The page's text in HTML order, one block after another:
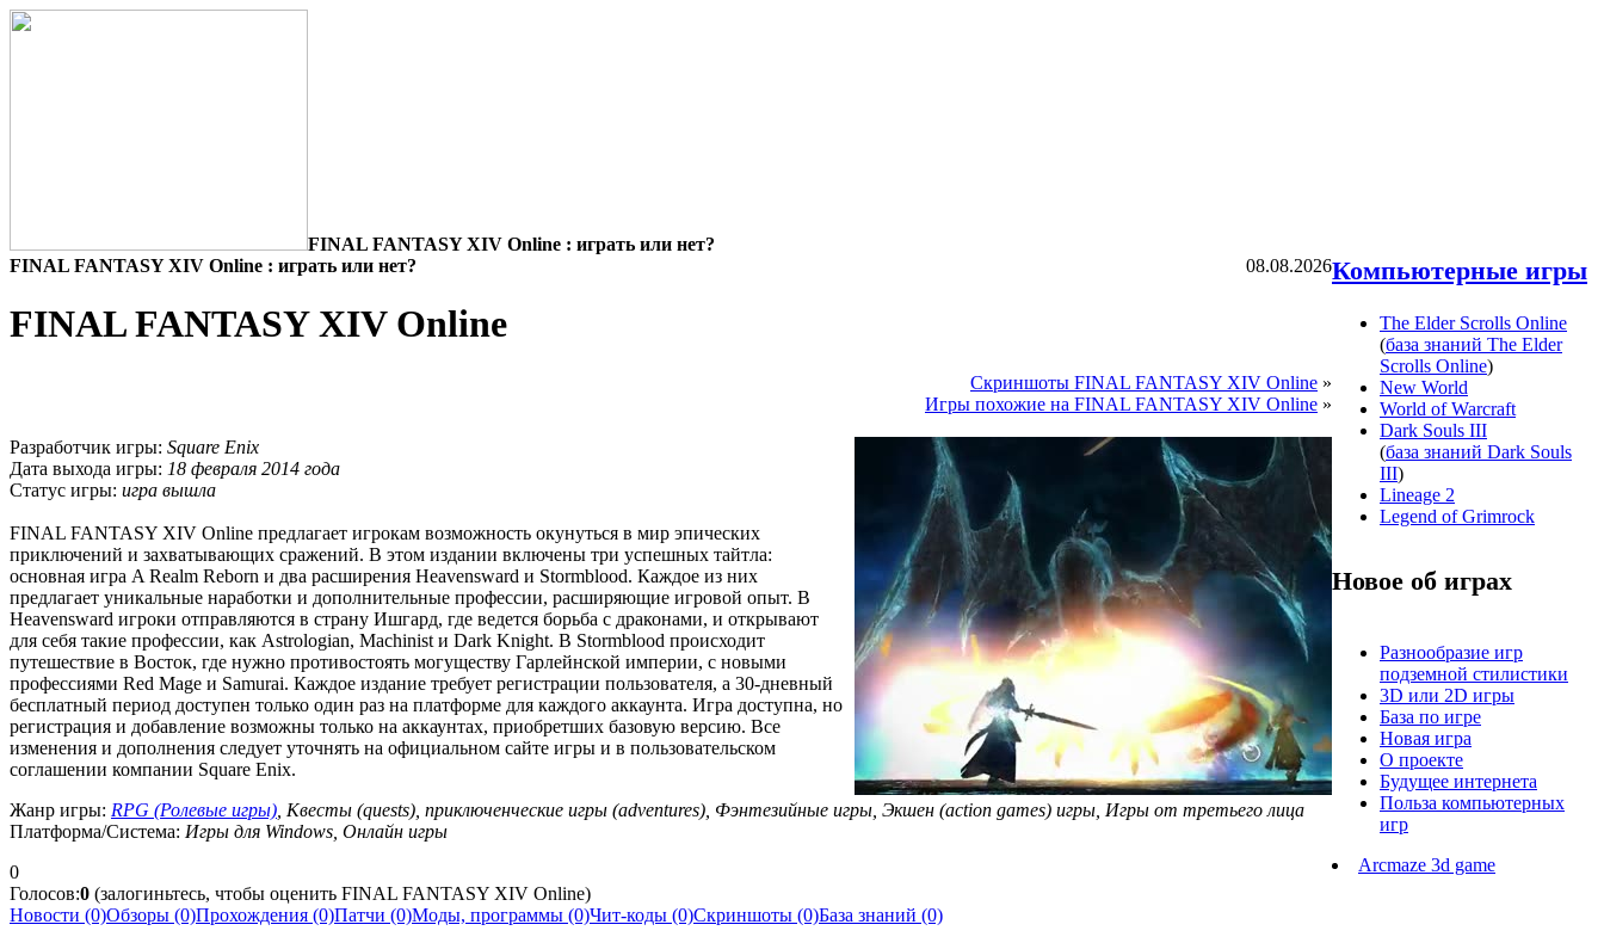
FINAL FANTASY XIV Online : играть или нет?
08.08.2026
FINAL FANTASY XIV Online : играть или нет?
FINAL FANTASY XIV Online
Скриншоты FINAL FANTASY XIV Online »
Игры похожие на FINAL FANTASY XIV Online »
Разработчик игры: Square Enix
Дата выхода игры: 18 февраля 2014 года
Статус игры: игра вышла
FINAL FANTASY XIV Online предлагает игрокам возможность окунуться в мир эпических
приключений и захватывающих сражений. В этом издании включены три успешных тайтла:
основная игра A Realm Reborn и два расширения Heavensward и Stormblood. Каждое из них
предлагает уникальные наработки и дополнительные профессии, расширяющие игровой опыт. В
Heavensward игроки отправляются в страну Ишгард, где ведется борьба с драконами, и открывают
для себя такие профессии, как Astrologian, Machinist и Dark Knight. В Stormblood происходит
путешествие в Восток, где нужно противостоять могуществу Гарлейнской империи, с новыми
профессиями Red Mage и Samurai. Каждое издание требует регистрации пользователя, а 30-дневный
бесплатный период доступен только один раз на платформе для каждого аккаунта. Игра доступна, но
регистрация и добавление возможны только на аккаунтах, приобретших базовую версию. Все
изменения и дополнения следует уточнять на официальном сайте игры и в пользовательском
соглашении компании Square Enix.
Жанр игры: RPG (Ролевые игры) , Квесты (quests), приключенческие игры (adventures), Фэнтезийные игры, Экшен (action games) игры, Игры от третьего лица
Платформа/Система: Игры для Windows, Онлайн игры
0
Голосов:0 (залогиньтесь, чтобы оценить FINAL FANTASY XIV Online)
Новости (0)Обзоры (0)Прохождения (0)Патчи (0)Моды, программы (0)Чит-коды (0)Скриншоты (0)База знаний (0)
Компьютерные игры
The Elder Scrolls Online
(база знаний The Elder
Scrolls Online)
New World
World of Warcraft
Dark Souls III
(база знаний Dark Souls
III)
Lineage 2
Legend of Grimrock
Новое об играх
Разнообразие игр
подземной стилистики
3D или 2D игры
База по игре
Новая игра
О проекте
Будущее интернета
Польза компьютерных
игр
Arcmaze 3d game